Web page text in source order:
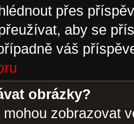
přes
aby se
váš
obrázky?
zobrazovat